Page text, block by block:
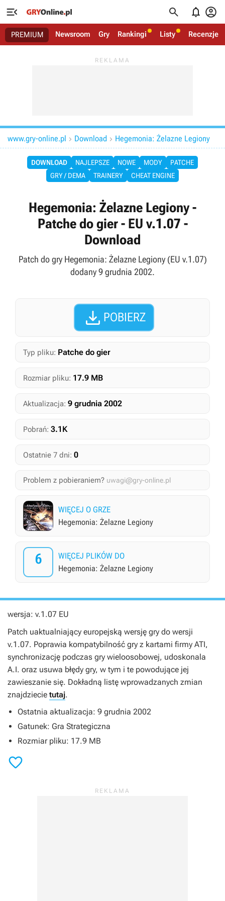
   
PREMIUM Newsroom Gry Rankingi Listy Recenzje
www.gry-online.pl  Download  Hegemonia: Żelazne Legiony
DOWNLOAD NAJLEPSZE NOWE MODY
PATCHE
GRY / DEMA
TRAINERY CHEAT ENGINE
Hegemonia: Żelazne Legiony -
Patche do gier - EU v.1.07 -
Download
Patch do gry Hegemonia: Żelazne Legiony (EU v.1.07)
dodany 9 grudnia 2002.
 POBIERZ
Typ pliku: Patche do gier
Rozmiar pliku: 17.9 MB
Aktualizacja: 9 grudnia 2002
Pobrań: 3.1K
Ostatnie 7 dni: 0
Problem z pobieraniem? uwagi@gry-online.pl
WIĘCEJ O GRZE
Hegemonia: Żelazne Legiony
6
WIĘCEJ PLIKÓW DO
Hegemonia: Żelazne Legiony
wersja: v.1.07 EU
Patch uaktualniający europejską wersję gry do wersji
v.1.07. Poprawia kompatybilność gry z kartami firmy ATI,
synchronizację podczas gry wieloosobowej, udoskonala
A.I. oraz usuwa błędy gry, w tym i te powodujące jej
zawieszanie się. Dokładną listę wprowadzanych zmian
znajdziecie tutaj.
Ostatnia aktualizacja: 9 grudnia 2002
Gatunek: Gra Strategiczna
Rozmiar pliku: 17.9 MB
